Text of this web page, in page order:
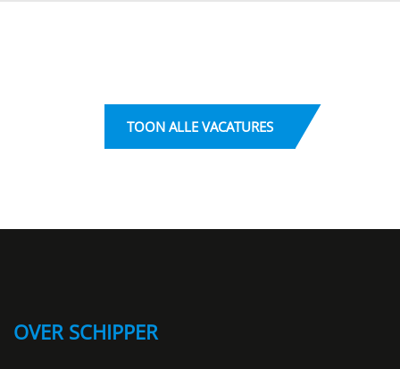
TOON ALLE VACATURES
OVER SCHIPPER